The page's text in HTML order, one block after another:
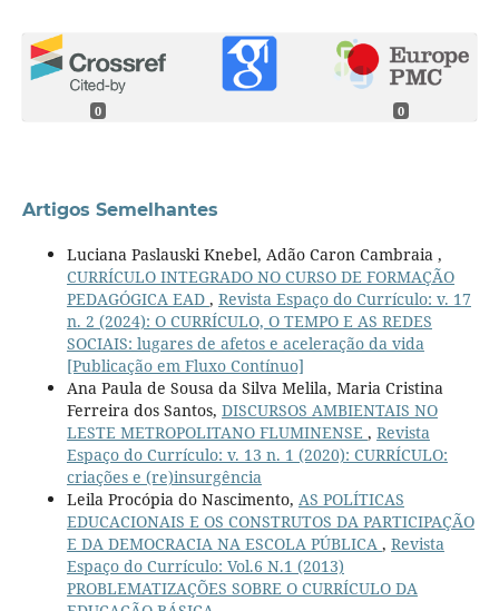
0 0
Artigos Semelhantes
Luciana Paslauski Knebel, Adão Caron Cambraia ,
CURRÍCULO INTEGRADO NO CURSO DE FORMAÇÃO
PEDAGÓGICA EAD , Revista Espaço do Currículo: v. 17
n. 2 (2024): O CURRÍCULO, O TEMPO E AS REDES
SOCIAIS: lugares de afetos e aceleração da vida
[Publicação em Fluxo Contínuo]
Ana Paula de Sousa da Silva Melila, Maria Cristina
Ferreira dos Santos, DISCURSOS AMBIENTAIS NO
LESTE METROPOLITANO FLUMINENSE , Revista
Espaço do Currículo: v. 13 n. 1 (2020): CURRÍCULO:
criações e (re)insurgência
Leila Procópia do Nascimento, AS POLÍTICAS
EDUCACIONAIS E OS CONSTRUTOS DA PARTICIPAÇÃO
E DA DEMOCRACIA NA ESCOLA PÚBLICA , Revista
Espaço do Currículo: Vol.6 N.1 (2013)
PROBLEMATIZAÇÕES SOBRE O CURRÍCULO DA